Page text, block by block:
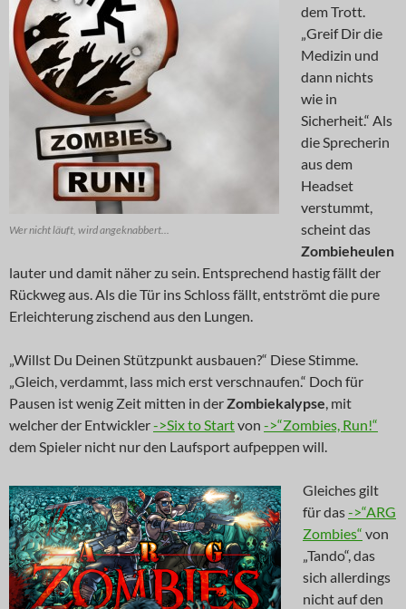
Wer nicht läuft, wird angeknabbert...
dem Trott.
„Greif Dir die
Medizin und
dann nichts
wie in
Sicherheit.“ Als
die Sprecherin
aus dem
Headset
verstummt,
scheint das
Zombieheulen
lauter und damit näher zu sein. Entsprechend hastig fällt der
Rückweg aus. Als die Tür ins Schloss fällt, entströmt die pure
Erleichterung zischend aus den Lungen.
„Willst Du Deinen Stützpunkt ausbauen?“ Diese Stimme.
„Gleich, verdammt, lass mich erst verschnaufen.“ Doch für
Pausen ist wenig Zeit mitten in derZombiekalypse, mit
welcher der Entwickler->Six to Startvon ->“Zombies, Run!“
dem Spieler nicht nur den Laufsport aufpeppen will.
Gleiches gilt
für das->“ARG
Zombies“ von
„Tando“, das
sich allerdings
nicht auf den